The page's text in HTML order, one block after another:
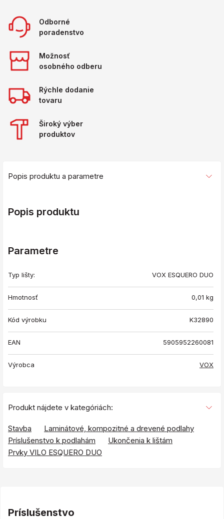
Odborné
poradenstvo
Možnosť
osobného odberu
Rýchle dodanie
tovaru
Široký výber
produktov
Popis produktu a parametre
Popis produktu
Parametre
Typ lišty: VOX ESQUERO DUO
Hmotnosť 0,01 kg
Kód výrobku K32890
EAN 5905952260081
Výrobca VOX
Produkt nájdete v kategóriách:
Stavba
Laminátové, kompozitné a drevené podlahy
Príslušenstvo k podlahám
Ukončenia k lištám
Prvky VILO ESQUERO DUO
Príslušenstvo